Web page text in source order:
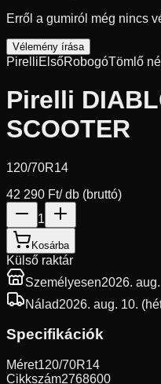
Erről a gumiról még nincs
Vélemény írása
PirelliElsőRobogóTömlő
Pirelli
SCOOTER
120/70R14
42 290 Ft/ db (bruttó)
1
Kosárba
Külső raktár
Személyesen2026.
Nálad2026. aug. 10.
Specifikációk
Méret120/70R14
Cikkszám2768600